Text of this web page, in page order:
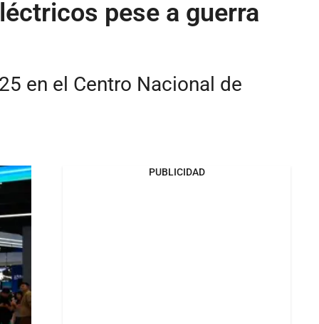
pese a guerra
en el Centro Nacional de
PUBLICIDAD